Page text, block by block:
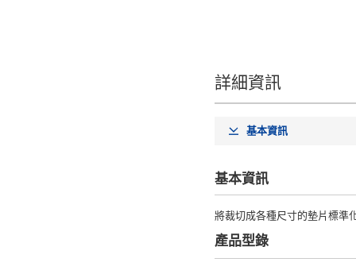
詳細資訊
基本資訊
基本資訊
將裁切成各種尺寸的墊片標準
產品型錄